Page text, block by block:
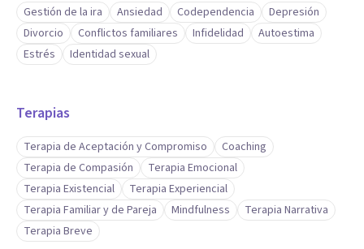
Gestión de la ira Ansiedad Codependencia
Depresión
Divorcio
Conflictos familiares Infidelidad
Autoestima
Estrés
Identidad sexual
Terapias
Terapia de Aceptación y Compromiso
Coaching
Terapia de Compasión
Terapia Emocional
Terapia Existencial
Terapia Experiencial
Terapia Familiar y de Pareja
Mindfulness
Terapia Narrativa
Terapia Breve